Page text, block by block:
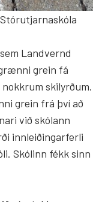
Landvernd
grein fá
skilyrðum.
grein frá því að
við skólann
innleiðingarferli
Skólinn fékk sinn